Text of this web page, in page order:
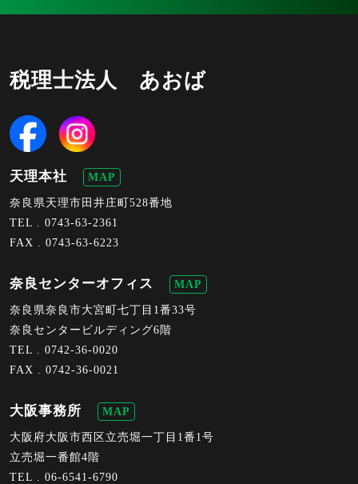
税理士法人 あおば
天理本社 MAP
奈良県天理市田井庄町528番地
TEL . 0743-63-2361
FAX . 0743-63-6223
奈良センターオフィス MAP
奈良県奈良市大宮町七丁目1番33号
奈良センタービルディング6階
TEL . 0742-36-0020
FAX . 0742-36-0021
大阪事務所 MAP
大阪府大阪市西区立売堀一丁目1番1号
立売堀一番館4階
TEL . 06-6541-6790